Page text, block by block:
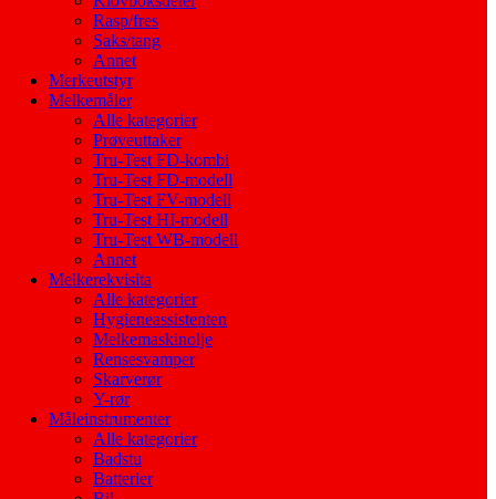
Rasp/fres
Saks/tang
Annet
Merkeutstyr
Melkemåler
Alle kategorier
Prøveuttaker
Tru-Test FD-kombi
Tru-Test FD-modell
Tru-Test FV-modell
Tru-Test HI-modell
Tru-Test WB-modell
Annet
Melkerekvisita
Alle kategorier
Hygieneassistenten
Melkemaskinolje
Rensesvamper
Skarverør
Y-rør
Måleinstrumenter
Alle kategorier
Badstu
Batterier